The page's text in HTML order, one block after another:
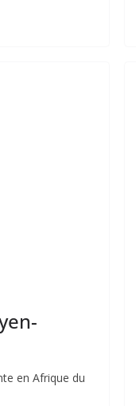
en Afrique du